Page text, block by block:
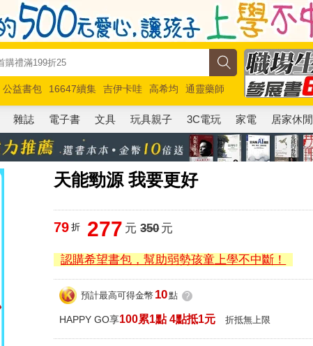
公益書包 16647續集 吉伊卡哇 高希均
通靈藥師
馬斯克 玩具總動員5 超慢跑
雜誌 電子書 文具 玩具親子 3C電玩 家電 居家休閒
天能勁源 我要更好
79 折 277 元 350元
認購希望書包，幫助弱勢孩童上學不中斷！
預計最高可得金幣 10點 ?
HAPPY GO享100累1點 4點抵1元 折抵無上限